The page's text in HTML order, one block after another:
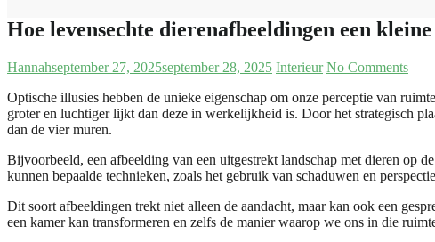
Hoe levensechte dierenafbeeldingen een
Hannahseptember 27, 2025september 28, 2025 Interieur No Comments
Optische illusies hebben de unieke eigenschap om onze perceptie van
groter en luchtiger lijkt dan deze in werkelijkheid is. Door het strategisch
dan de vier muren.
Bijvoorbeeld, een afbeelding van een uitgestrekt landschap met dieren op
kunnen bepaalde technieken, zoals het gebruik van schaduwen en
Dit soort afbeeldingen trekt niet alleen de aandacht, maar kan ook een
een kamer kan transformeren en zelfs de manier waarop we ons in die